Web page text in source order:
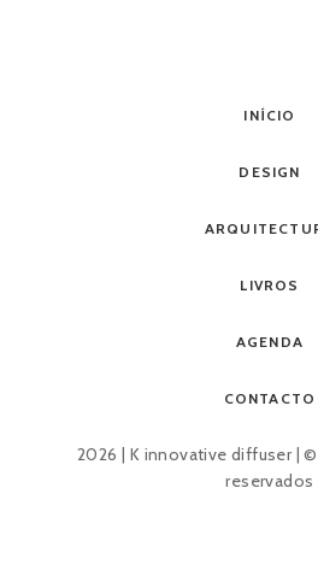
INÍCIO
DESIGN
LIVROS
AGENDA
CONTACTO
2026 | K innovative diffuser |
reservados